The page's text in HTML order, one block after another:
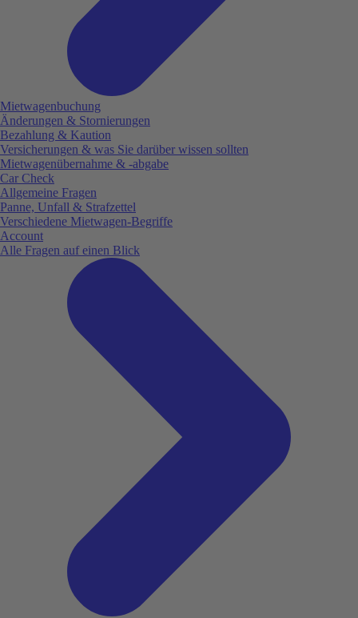
Mietwagenbuchung
Änderungen & Stornierungen
Bezahlung & Kaution
Versicherungen & was Sie darüber wissen sollten
Mietwagenübernahme & -abgabe
Car Check
Allgemeine Fragen
Panne, Unfall & Strafzettel
Verschiedene Mietwagen-Begriffe
Account
Alle Fragen auf einen Blick